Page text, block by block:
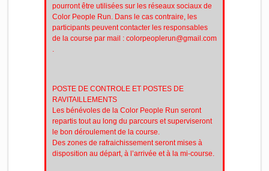
pourront être utilisées sur les réseaux sociaux de
Color People Run. Dans le cas contraire, les
participants peuvent contacter les responsables
de la course par mail : colorpeoplerun@gmail.com
POSTE DE CONTROLE ET POSTES DE
RAVITAILLEMENTS
Les bénévoles de la Color People Run seront
repartis tout au long du parcours et superviseront
le bon déroulement de la course.
Des zones de rafraichissement seront mises à
disposition au départ, à l’arrivée et à la mi-course.